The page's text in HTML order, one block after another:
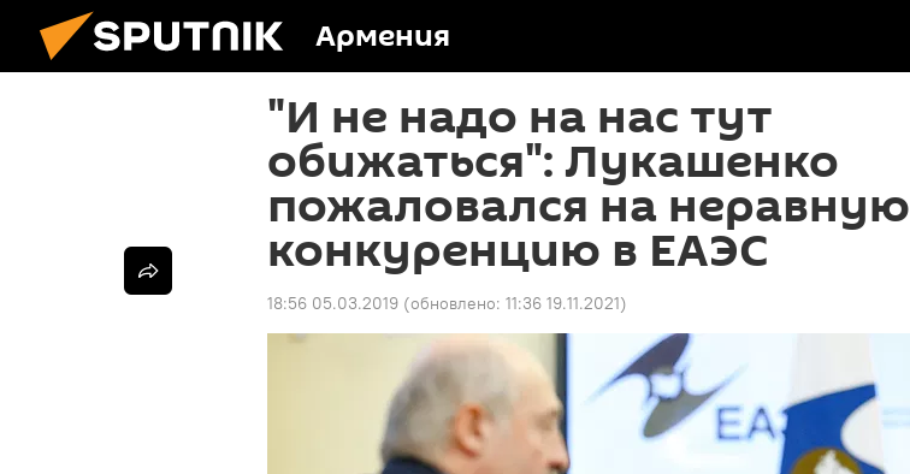
Армения
"И не надо на нас тут
обижаться": Лукашенко
пожаловался на неравную
конкуренцию в ЕАЭС
18:56 05.03.2019 (обновлено: 11:36 19.11.2021)